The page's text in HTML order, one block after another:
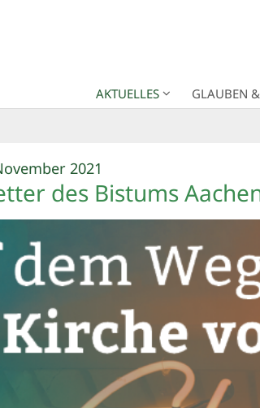
AKTUELLES GLAUBEN
2021
des Bistums